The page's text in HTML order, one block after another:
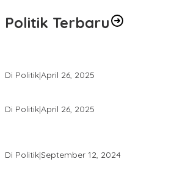
Politik Terbaru
Di Politik|April 26, 2025
Di Politik|April 26, 2025
Di Politik|September 12, 2024